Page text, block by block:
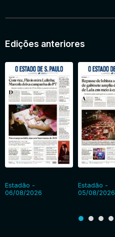
Edições anteriores
Estadão -
06/08/2026
Estadão -
05/08/2026